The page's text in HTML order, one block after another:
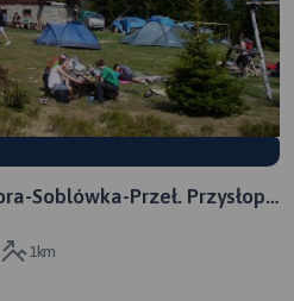
Soblówka-Przeł. Przysłop-
1km